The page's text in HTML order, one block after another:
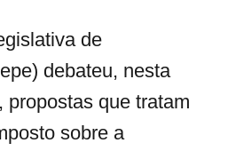
de
debateu, nesta
propostas que tratam
sobre a